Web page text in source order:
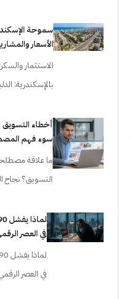
الأسعار
الاستثمار
بالإسكندرية: الدليل
أخطاء التسويق
سوء فهم
ما علاقة
التسويق؟ نجاح
في العصر
في العصر